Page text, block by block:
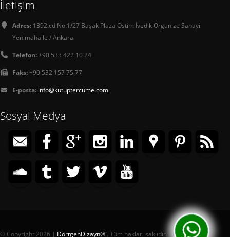
İletişim
Adres: 1392.cd No:1/27 Başak Plaza Ostim İvedik Organize Sanayi
Yenimahalle / Ankara
Telefon:+90 533 422 10 24
Faks:+90 532 157 75 77
E-posta: info@kutuptercume.com
Sosyal Medya
© Copyright 2026 | DörtgenDizayn® . Tüm hakları saklıdır.